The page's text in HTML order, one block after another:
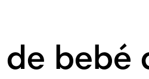
bebé